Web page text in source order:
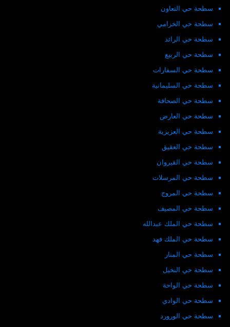
سطحة حي التعاون
سطحة حي الخزامي
سطحة حي الرائد
سطحة حي الربيع
سطحة حي السفارات
سطحة حي السليمانية
سطحة حي الصحافة
سطحة حي العارض
سطحة حي العزيزية
سطحة حي العقيق
سطحة حي القيروان
سطحة حي المرسلات
سطحة حي المروج
سطحة حي المصيف
سطحة حي الملك عبدالله
سطحة حي الملك فهد
سطحة حي المنار
سطحة حي النخيل
سطحة حي الواحة
سطحة حي الوادي
سطحة حي الورورد